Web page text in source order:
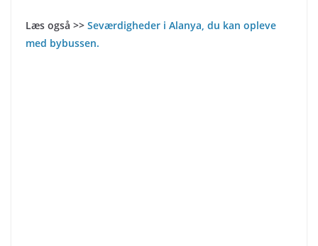
Læs også >> Seværdigheder i Alanya, du kan opleve
med bybussen.